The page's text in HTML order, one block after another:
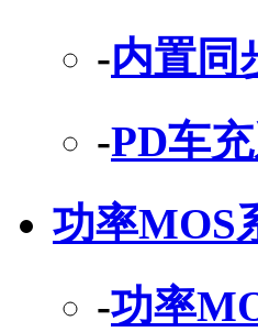
-内置同
-PD车
功率MOS
-功率